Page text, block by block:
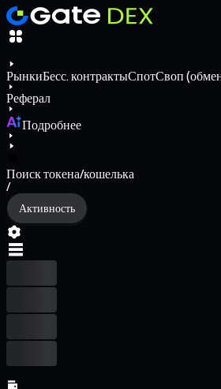
РынкиБесс. контрактыСпотСвоп
Реферал
Подробнее
Поиск токена/кошелька
/
Активность